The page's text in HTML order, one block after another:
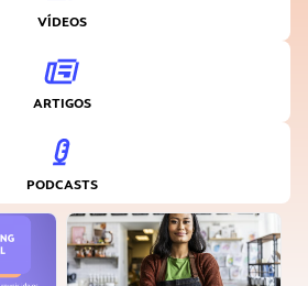
VÍDEOS
ARTIGOS
PODCASTS